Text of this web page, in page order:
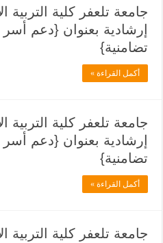
جامعة تلعفر كلية
إرشادية بعنوان {دعم
تضامنية}
أكمل القراءة »
جامعة تلعفر كلية
إرشادية بعنوان {دعم
تضامنية}
أكمل القراءة »
جامعة تلعفر كلية